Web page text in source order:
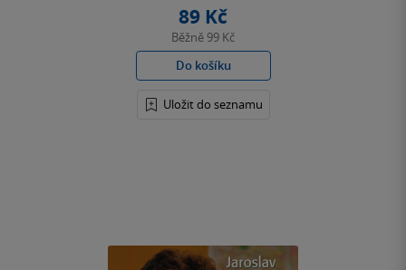
89 Kč
Běžně 99 Kč
Do košíku
Uložit do seznamu